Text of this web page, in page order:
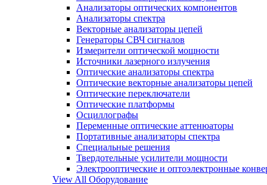
Анализаторы оптических компонентов
Анализаторы спектра
Векторные анализаторы цепей
Генераторы СВЧ сигналов
Измерители оптической мощности
Источники лазерного излучения
Оптические анализаторы спектра
Оптические векторные анализаторы цепей
Оптические переключатели
Оптические платформы
Осциллографы
Переменные оптические аттенюаторы
Портативные анализаторы спектра
Специальные решения
Твердотельные усилители мощности
Электрооптические и оптоэлектронные
View All Оборудование